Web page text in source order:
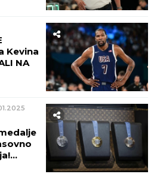
Kevina
NA